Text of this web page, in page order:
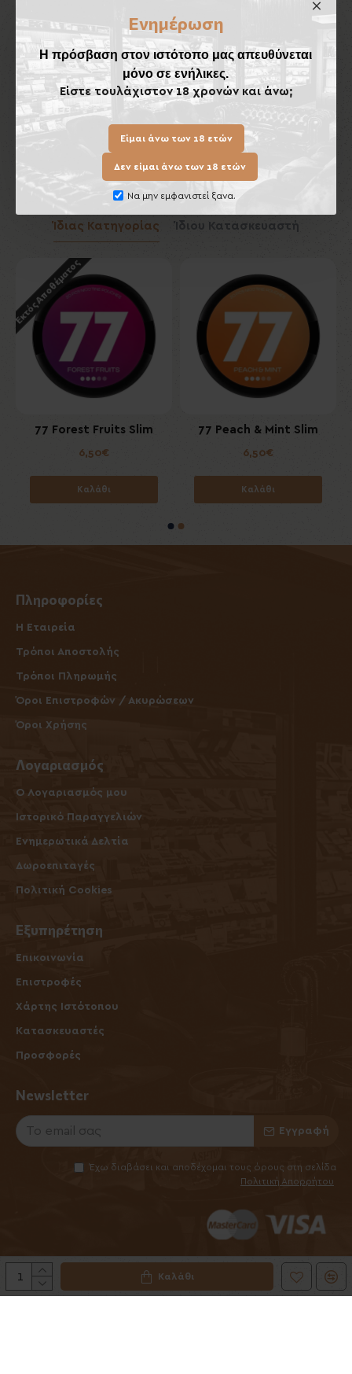
Ενημέρωση
Η πρόσβαση στον ιστότοπο μας απευθύνεται
μόνο σε ενήλικες.
Είστε τουλάχιστον 18 χρονών και άνω;
Είμαι άνω των 18 ετών
Δεν είμαι άνω των 18 ετών
Να μην εμφανιστεί ξανα.
Καλάθι
ICEBERG Gummy Bears
Extreme 50mg/gr
6,00€
Καλάθι
VELO Smooth Peppermint
Mini 6 mg
4,50€
Καλάθι
Ίδιας Κατηγορίας Ίδιου Κατασκευαστή
Εκτός Αποθέματος
77 Forest Fruits Slim
6,50€
Καλάθι
77 Peach & Mint Slim
6,50€
Καλάθι
Πληροφορίες
Η Εταιρεία
Τρόποι Αποστολής
Τρόποι Πληρωμής
Όροι Επιστροφών / Ακυρώσεων
Όροι Χρήσης
Λογαριασμός
O Λογαριασμός μου
Ιστορικό Παραγγελιών
Ενημερωτικά Δελτία
Δωροεπιταγές
Πολιτική Cookies
Εξυπηρέτηση
Επικοινωνία
Επιστροφές
Χάρτης Ιστότοπου
Κατασκευαστές
Προσφορές
Newsletter
Εγγραφή
Έχω διαβάσει και αποδέχομαι τους όρους στη σελίδα
Πολιτική Απορρήτου